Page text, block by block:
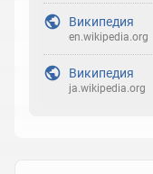
Википедия
en.wikipedia.org
Википедия
ja.wikipedia.org